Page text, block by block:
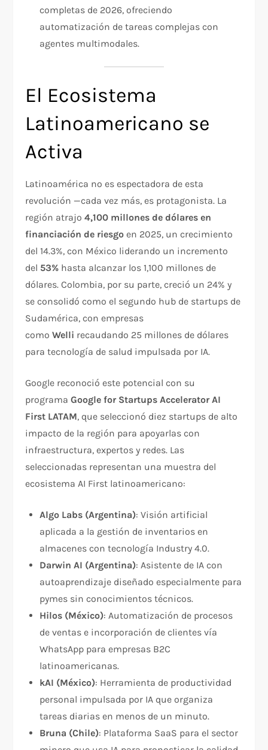
completas de 2026, ofreciendo
automatización de tareas complejas con
agentes multimodales.
El Ecosistema
Latinoamericano se
Activa
Latinoamérica no es espectadora de esta
revolución —cada vez más, es protagonista. La
región atrajo4,100 millones de dólares en
financiación de riesgo en 2025, un crecimiento
del 14.3%, con México liderando un incremento
del 53% hasta alcanzar los 1,100 millones de
dólares. Colombia, por su parte, creció un 24% y
se consolidó como el segundo hub de startups de
Sudamérica, con empresas
comoWelli recaudando 25 millones de dólares
para tecnología de salud impulsada por IA.
Google reconoció este potencial con su
programaGoogle for Startups Accelerator AI
First LATAM, que seleccionó diez startups de alto
impacto de la región para apoyarlas con
infraestructura, expertos y redes. Las
seleccionadas representan una muestra del
ecosistema AI First latinoamericano:
Algo Labs (Argentina): Visión artificial
aplicada a la gestión de inventarios en
almacenes con tecnología Industry 4.0.
Darwin AI (Argentina): Asistente de IA con
autoaprendizaje diseñado especialmente para
pymes sin conocimientos técnicos.
Hilos (México): Automatización de procesos
de ventas e incorporación de clientes vía
WhatsApp para empresas B2C
latinoamericanas.
kAI (México): Herramienta de productividad
personal impulsada por IA que organiza
tareas diarias en menos de un minuto.
Bruna (Chile): Plataforma SaaS para el sector